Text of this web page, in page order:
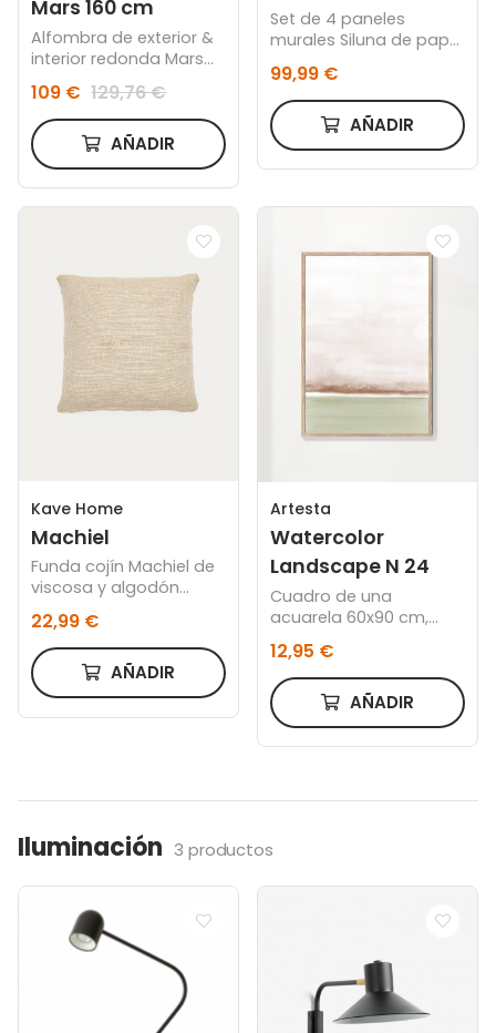
Mars 160 cm
Alfombra de exterior &
interior redonda Mars
109 € 129,76 €
AÑADIR
Set de 4 paneles
murales Siluna de papel
99,99 €
AÑADIR
Kave Home
Machiel
Funda cojín Machiel de
viscosa y algodón
natural y blanco 50 x
50 cm
22,99 €
AÑADIR
Artesta
Watercolor
Landscape N 24
Cuadro de una
acuarela 60x90 cm,
Marco color roble
12,95 €
AÑADIR
Iluminación 3 productos